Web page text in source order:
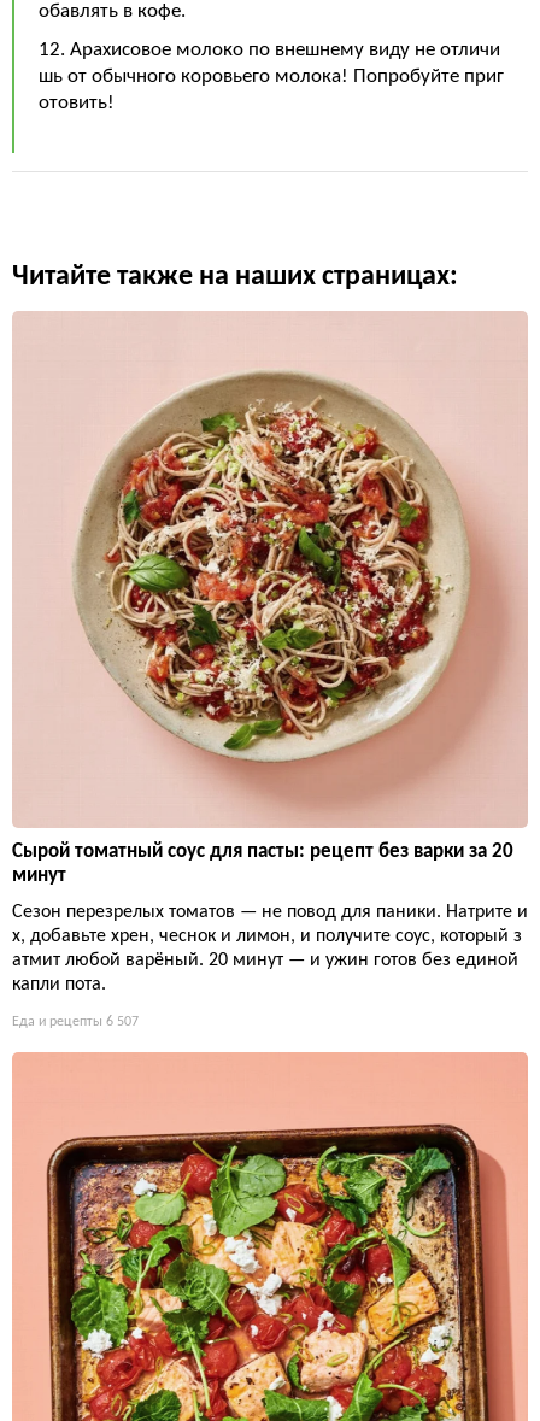
обавлять в кофе.
12. Арахисовое молоко по внешнему виду не отличи
шь от обычного коровьего молока! Попробуйте приг
отовить!
Читайте также на наших страницах:
Сырой томатный соус для пасты: рецепт без варки за 20
минут
Сезон перезрелых томатов — не повод для паники. Натрите и
х, добавьте хрен, чеснок и лимон, и получите соус, который з
атмит любой варёный. 20 минут — и ужин готов без единой
капли пота.
Еда и рецепты 6 507